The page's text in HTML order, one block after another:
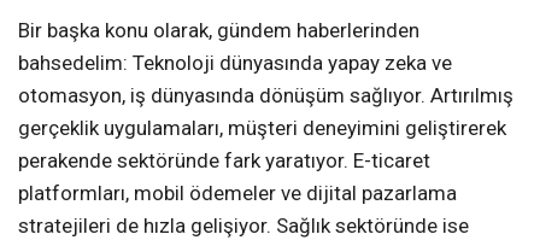
Bir başka konu olarak, gündem haberlerinden
bahsedelim: Teknoloji dünyasında yapay zeka ve
otomasyon, iş dünyasında dönüşüm sağlıyor. Artırılmış
gerçeklik uygulamaları, müşteri deneyimini geliştirerek
perakende sektöründe fark yaratıyor. E-ticaret
platformları, mobil ödemeler ve dijital pazarlama
stratejileri de hızla gelişiyor. Sağlık sektöründe ise